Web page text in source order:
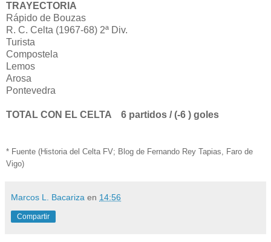
TRAYECTORIA
Rápido de Bouzas
R. C. Celta (1967-68) 2ª Div.
Turista
Compostela
Lemos
Arosa
Pontevedra
TOTAL CON EL CELTA 6 partidos / (-6 ) goles
* Fuente (Historia del Celta FV; Blog de Fernando Rey Tapias, Faro de
Vigo)
Marcos L. Bacariza en 14:56
Compartir